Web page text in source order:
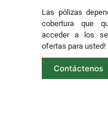
Las pólizas
cobertura que
acceder a los
ofertas para usted!
Contáctenos